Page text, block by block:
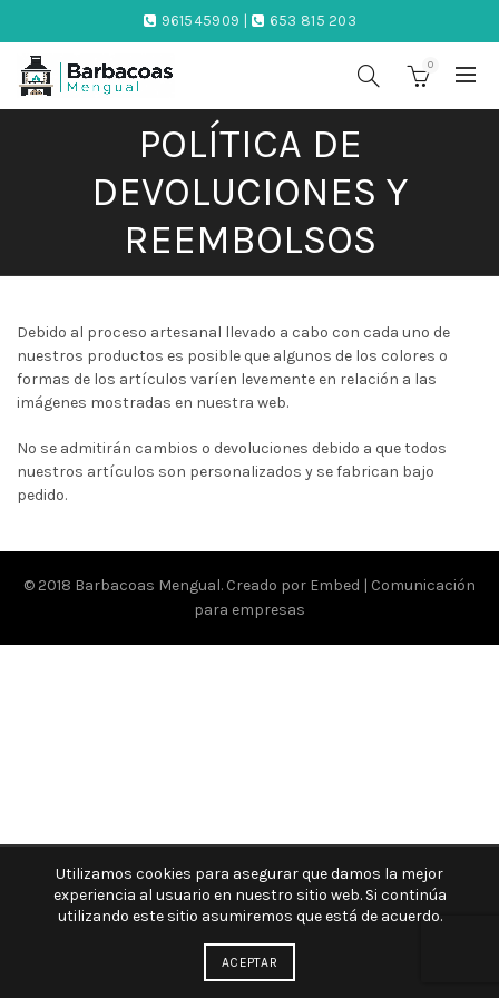
961545909 | 653 815 203
0
POLÍTICA DE
DEVOLUCIONES Y
REEMBOLSOS
Debido al proceso artesanal llevado a cabo con cada uno de
nuestros productos es posible que algunos de los colores o
formas de los artículos varíen levemente en relación a las
imágenes mostradas en nuestra web.
No se admitirán cambios o devoluciones debido a que todos
nuestros artículos son personalizados y se fabrican bajo
pedido.
© 2018 Barbacoas Mengual. Creado por Embed | Comunicación
para empresas
Utilizamos cookies para asegurar que damos la mejor
experiencia al usuario en nuestro sitio web. Si continúa
utilizando este sitio asumiremos que está de acuerdo.
ACEPTAR